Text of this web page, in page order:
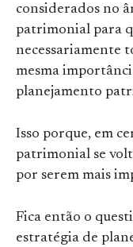
considerados no
patrimonial para
necessariamente
mesma
planejamento
Isso porque, em
patrimonial se
por serem mais
Fica então o
estratégia de